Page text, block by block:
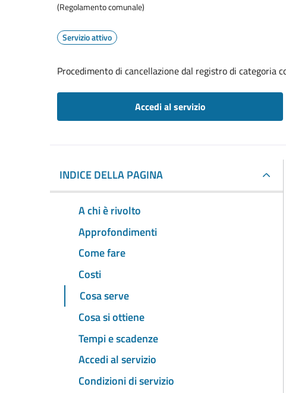
(Regolamento comunale)
Servizio attivo
Procedimento di cancellazione dal registro di categoria
Accedi al servizio
INDICE DELLA PAGINA
A chi è rivolto
Approfondimenti
Come fare
Costi
Cosa serve
Cosa si ottiene
Tempi e scadenze
Accedi al servizio
Condizioni di servizio